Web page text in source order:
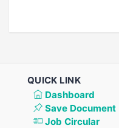
QUICK LINK
Dashboard
Save Document
Job Circular